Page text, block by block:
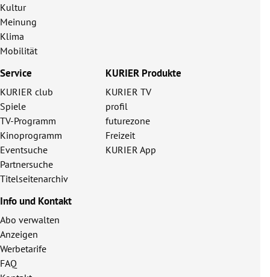
Kultur
Meinung
Klima
Mobilität
Service
KURIER club
Spiele
TV-Programm
Kinoprogramm
Eventsuche
Partnersuche
Titelseitenarchiv
KURIER Produkte
KURIER TV
profil
futurezone
Freizeit
KURIER App
Info und Kontakt
Abo verwalten
Anzeigen
Werbetarife
FAQ